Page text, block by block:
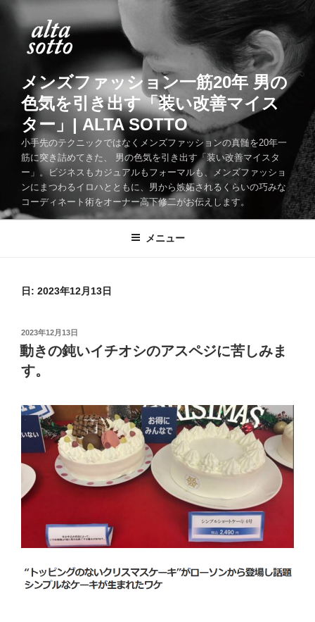
メンズファッション一筋20年 男の
色気を引き出す「装い改善マイス
ター」| ALTA SOTTO
小手先のテクニックではなくメンズファッションの真髄を20年一
筋に突き詰めてきた、 男の色気を引き出す「装い改善マイスタ
ー」。ビジネスもカジュアルもフォーマルも、メンズファッショ
ンにまつわるイロハとともに、男から嫉妬されるくらいの巧みな
コーディネート術をオーナー高下修二がお伝えします。
メニュー
日: 2023年12月13日
投
稿
日:
2023年12月13日
動きの鈍いイチオシのアスペジに苦しみま
す。